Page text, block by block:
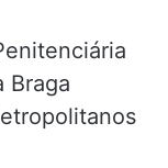
Braga